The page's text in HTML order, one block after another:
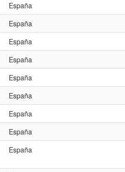
España
España
España
España
España
España
España
España
España